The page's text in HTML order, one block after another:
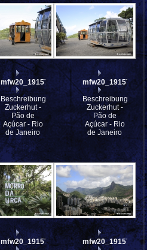
mfw20_191579
Beschreibung:
Zuckerhut -
Pão de
Açúcar - Rio
de Janeiro
mfw20_191578
Beschreibung:
Zuckerhut -
Pão de
Açúcar - Rio
de Janeiro
mfw20_191576
mfw20_191575